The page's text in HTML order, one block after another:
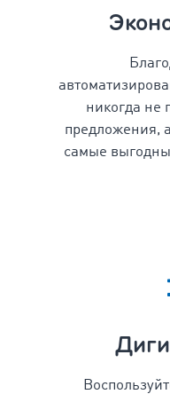
никогда не
предложения,
самые